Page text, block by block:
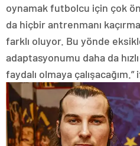
oynamak futbolcu için çok
da hiçbir antrenmanı
farklı oluyor. Bu yönde
adaptasyonumu daha da
faydalı olmaya